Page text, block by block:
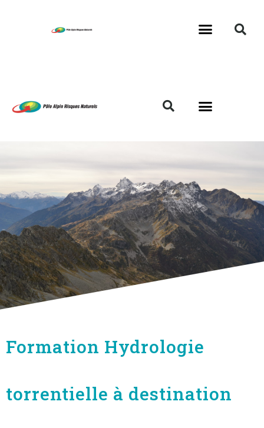
Formation Hydrologie
torrentielle à destination